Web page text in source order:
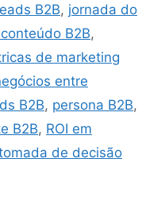
B2B, jornada do
B2B,
de marketing
entre
B2B, persona B2B,
B2B, ROI em
de decisão